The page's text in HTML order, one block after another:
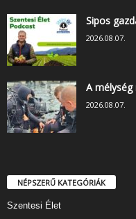
Sipos
2026.08.07.
A
2026.08.07.
NÉPSZERŰ KATEGÓRIÁK
Szentesi Élet